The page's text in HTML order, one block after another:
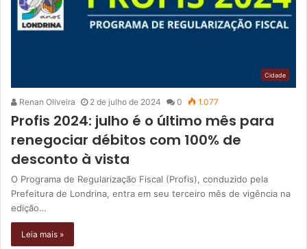
Cidade
Renan Oliveira 2 de julho de 2024 0 1.077
Profis 2024: julho é o último mês para
renegociar débitos com 100% de
desconto à vista
O Programa de Regularização Fiscal (Profis), conduzido pela
Prefeitura de Londrina, entra em seu terceiro mês de vigência na
edição…
Leia mais »